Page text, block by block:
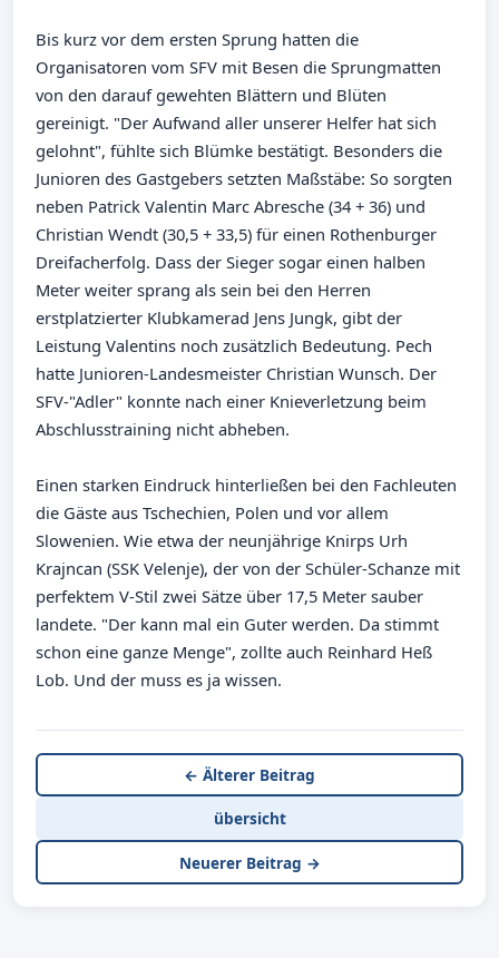
Bis kurz vor dem ersten Sprung hatten die
Organisatoren vom SFV mit Besen die Sprungmatten
von den darauf gewehten Blättern und Blüten
gereinigt. "Der Aufwand aller unserer Helfer hat sich
gelohnt", fühlte sich Blümke bestätigt. Besonders die
Junioren des Gastgebers setzten Maßstäbe: So sorgten
neben Patrick Valentin Marc Abresche (34 + 36) und
Christian Wendt (30,5 + 33,5) für einen Rothenburger
Dreifacherfolg. Dass der Sieger sogar einen halben
Meter weiter sprang als sein bei den Herren
erstplatzierter Klubkamerad Jens Jungk, gibt der
Leistung Valentins noch zusätzlich Bedeutung. Pech
hatte Junioren-Landesmeister Christian Wunsch. Der
SFV-"Adler" konnte nach einer Knieverletzung beim
Abschlusstraining nicht abheben.
Einen starken Eindruck hinterließen bei den Fachleuten
die Gäste aus Tschechien, Polen und vor allem
Slowenien. Wie etwa der neunjährige Knirps Urh
Krajncan (SSK Velenje), der von der Schüler-Schanze mit
perfektem V-Stil zwei Sätze über 17,5 Meter sauber
landete. "Der kann mal ein Guter werden. Da stimmt
schon eine ganze Menge", zollte auch Reinhard Heß
Lob. Und der muss es ja wissen.
← Älterer Beitrag
übersicht
Neuerer Beitrag →